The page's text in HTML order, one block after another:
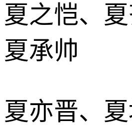
夏之恺、夏
夏承帅
夏亦晋、夏